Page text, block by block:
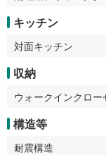
キッチン
対面キッチン
収納
ウォークインクロ
構造等
耐震構造